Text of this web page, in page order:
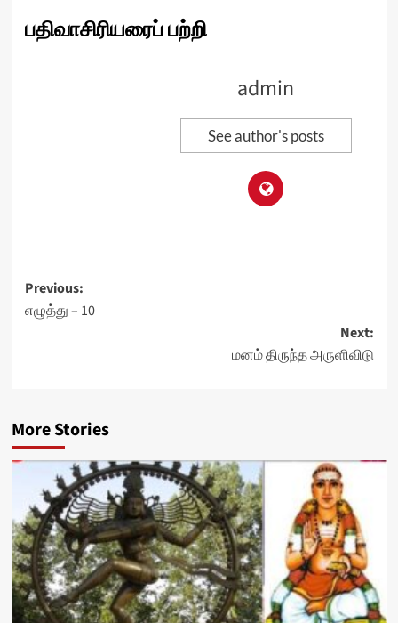
பதிவாசிரியரைப் பற்றி
admin
See author's posts
Post
navigation
Previous:
எழுத்து – 10
Next:
மனம் திருந்த அருளிவிடு
More Stories